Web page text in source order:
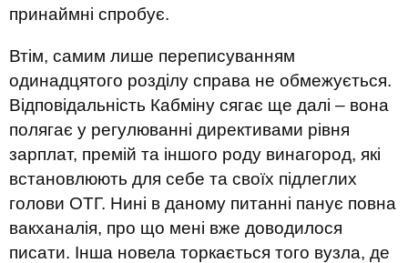
принаймні спробує.
Втім, самим лише переписуванням
одинадцятого розділу справа не обмежується.
Відповідальність Кабміну сягає ще далі – вона
полягає у регулюванні директивами рівня
зарплат, премій та іншого роду винагород, які
встановлюють для себе та своїх підлеглих
голови ОТГ. Нині в даному питанні панує повна
вакханалія, про що мені вже доводилося
писати. Інша новела торкається того вузла, де